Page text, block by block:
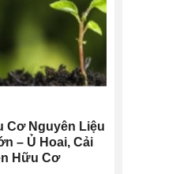
Cơ Nguyên Liệu
– Ủ Hoai, Cải
Hữu Cơ